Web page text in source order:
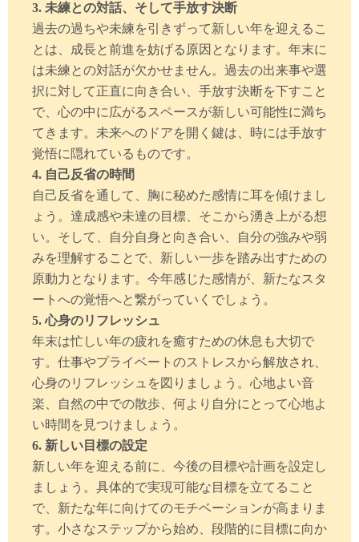
3. 未練との対話、そして手放す決断
過去の過ちや未練を引きずって新しい年を迎えるこ
とは、成長と前進を妨げる原因となります。年末に
は未練との対話が欠かせません。過去の出来事や選
択に対して正直に向き合い、手放す決断を下すこと
で、心の中に広がるスペースが新しい可能性に満ち
てきます。未来へのドアを開く鍵は、時には手放す
覚悟に隠れているものです。
4. 自己反省の時間
自己反省を通して、胸に秘めた感情に耳を傾けまし
ょう。達成感や未達の目標、そこから湧き上がる想
い。そして、自分自身と向き合い、自分の強みや弱
みを理解することで、新しい一歩を踏み出すための
原動力となります。今年感じた感情が、新たなスタ
ートへの覚悟へと繋がっていくでしょう。
5. 心身のリフレッシュ
年末は忙しい年の疲れを癒すための休息も大切で
す。仕事やプライベートのストレスから解放され、
心身のリフレッシュを図りましょう。心地よい音
楽、自然の中での散歩、何より自分にとって心地よ
い時間を見つけましょう。
6. 新しい目標の設定
新しい年を迎える前に、今後の目標や計画を設定し
ましょう。具体的で実現可能な目標を立てること
で、新たな年に向けてのモチベーションが高まりま
す。小さなステップから始め、段階的に目標に向か